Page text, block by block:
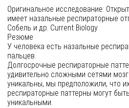
Оригинальное исследование:
имеет назальные респираторные
Собель и др. Current Biology
Резюме
У человека есть назальные
пальцев.
Долгосрочные респираторные
удивительно сложными сетями
уникальны, мы предположили, что
респираторные паттерны могут
уникальными.